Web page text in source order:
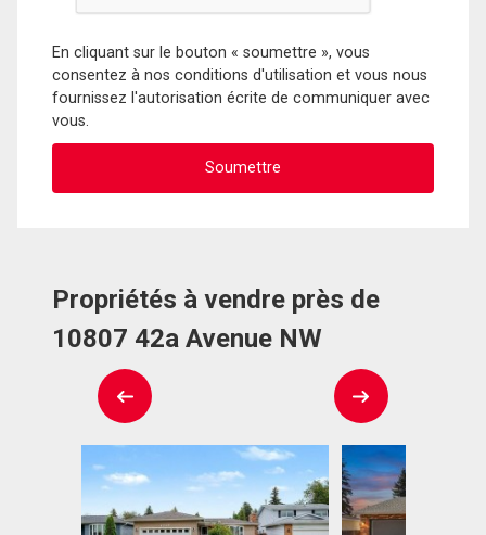
En cliquant sur le bouton « soumettre », vous
consentez à nos conditions d'utilisation et vous nous
fournissez l'autorisation écrite de communiquer avec
vous.
Propriétés à vendre près de
10807 42a Avenue NW